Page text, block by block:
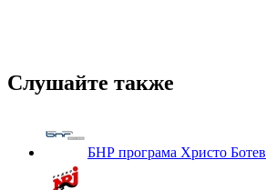
Слушайте также
БНР програма Христо Ботев